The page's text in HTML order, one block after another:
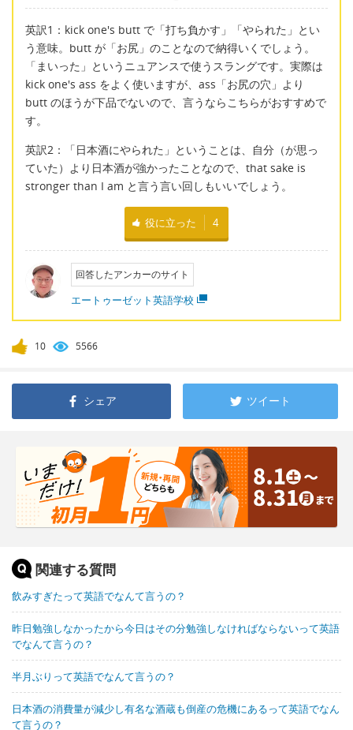
英訳1：kick one's butt で「打ち負かす」「やられた」とい
う意味。butt が「お尻」のことなので納得いくでしょう。
「まいった」というニュアンスで使うスラングです。実際は
kick one's ass をよく使いますが、ass「お尻の穴」より
butt のほうが下品でないので、言うならこちらがおすすめで
す。
英訳2：「日本酒にやられた」ということは、自分（が思っ
ていた）より日本酒が強かったことなので、that sake is
stronger than I am と言う言い回しもいいでしょう。
役に立った 4
回答したアンカーのサイト
エートゥーゼット英語学校
10 5566
シェア ツイート
関連する質問
飲みすぎたって英語でなんて言うの？
昨日勉強しなかったから今日はその分勉強しなければならないって英語
でなんて言うの？
半月ぶりって英語でなんて言うの？
日本酒の消費量が減少し有名な酒蔵も倒産の危機にあるって英語でなん
て言うの？